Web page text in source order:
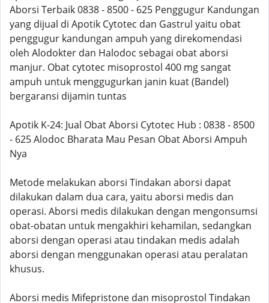
Aborsi Terbaik 0838 - 8500 - 625 Penggugur Kandungan
yang dijual di Apotik Cytotec dan Gastrul yaitu obat
penggugur kandungan ampuh yang direkomendasi
oleh Alodokter dan Halodoc sebagai obat aborsi
manjur. Obat cytotec misoprostol 400 mg sangat
ampuh untuk menggugurkan janin kuat (Bandel)
bergaransi dijamin tuntas
Apotik K-24: Jual Obat Aborsi Cytotec Hub : 0838 - 8500
- 625 Alodoc Bharata Mau Pesan Obat Aborsi Ampuh
Nya
Metode melakukan aborsi Tindakan aborsi dapat
dilakukan dalam dua cara, yaitu aborsi medis dan
operasi. Aborsi medis dilakukan dengan mengonsumsi
obat-obatan untuk mengakhiri kehamilan, sedangkan
aborsi dengan operasi atau tindakan medis adalah
aborsi dengan menggunakan operasi atau peralatan
khusus.
Aborsi medis Mifepristone dan misoprostol Tindakan